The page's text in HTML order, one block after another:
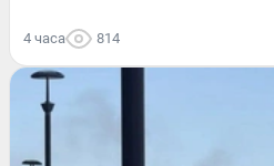
4 часа 814